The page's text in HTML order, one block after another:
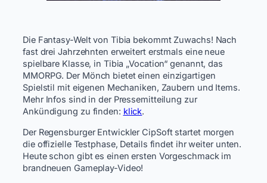
Die Fantasy-Welt von Tibia bekommt Zuwachs! Nach
fast drei Jahrzehnten erweitert erstmals eine neue
spielbare Klasse, in Tibia „Vocation“ genannt, das
MMORPG. Der Mönch bietet einen einzigartigen
Spielstil mit eigenen Mechaniken, Zaubern und Items.
Mehr Infos sind in der Pressemitteilung zur
Ankündigung zu finden: klick.
Der Regensburger Entwickler CipSoft startet morgen
die offizielle Testphase, Details findet ihr weiter unten.
Heute schon gibt es einen ersten Vorgeschmack im
brandneuen Gameplay-Video!